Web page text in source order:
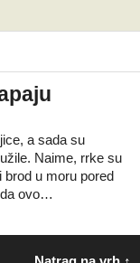
a sada su
Naime, rrke su
brod u moru pored
da ovo…